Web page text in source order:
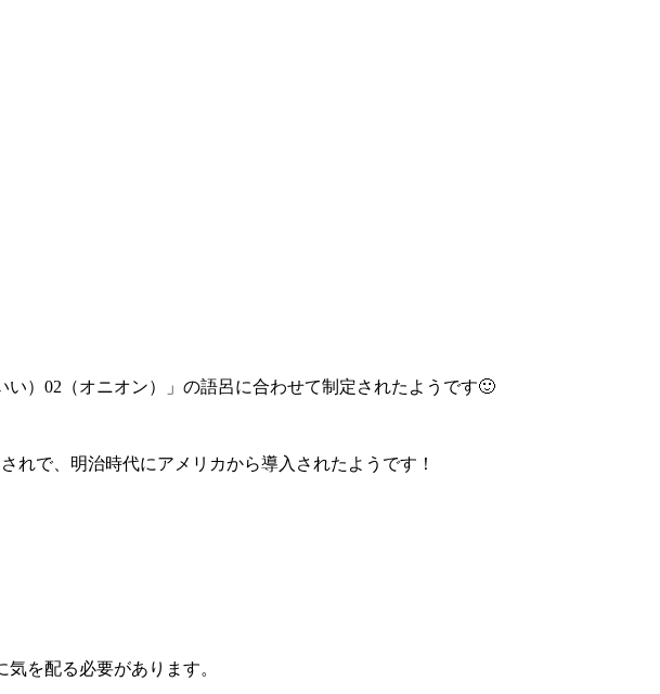
）02（オニオン）」の語呂に合わせて制定されたようです🙂
れで、明治時代にアメリカから導入されたようです！
を配る必要があります。